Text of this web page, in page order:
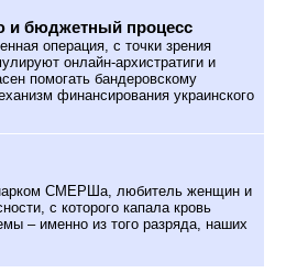
и бюджетный процесс
операция, с точки зрения
онлайн-архистратиги и
помогать бандеровскому
финансирования украинского
нарком СМЕРШа, любитель женщин и
с которого капала кровь
– именно из того разряда, наших